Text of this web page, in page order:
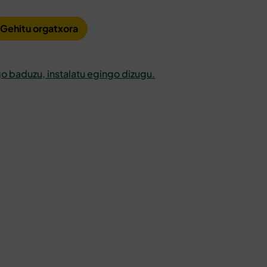
Gehitu orgatxora
baduzu, instalatu egingo dizugu.